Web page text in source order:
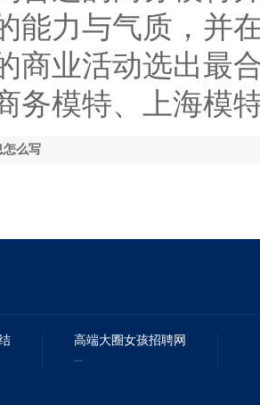
能力与气质，并
商业活动选出最
务模特、上海模
怎么写
高端大圈女孩招聘网